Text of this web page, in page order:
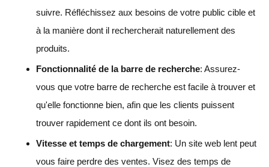
suivre. Réfléchissez aux besoins de votre public cible et
à la manière dont il rechercherait naturellement des
produits.
Fonctionnalité de la barre de recherche: Assurez-
vous que votre barre de recherche est facile à trouver et
qu'elle fonctionne bien, afin que les clients puissent
trouver rapidement ce dont ils ont besoin.
Vitesse et temps de chargement: Un site web lent peut
vous faire perdre des ventes. Visez des temps de